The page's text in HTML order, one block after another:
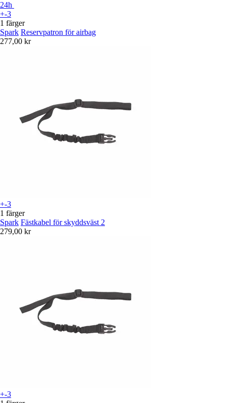
24h
+-3
1 färger
Spark Reservpatron för airbag
277,00 kr
+-3
1 färger
Spark Fästkabel för skyddsväst 2
279,00 kr
+-3